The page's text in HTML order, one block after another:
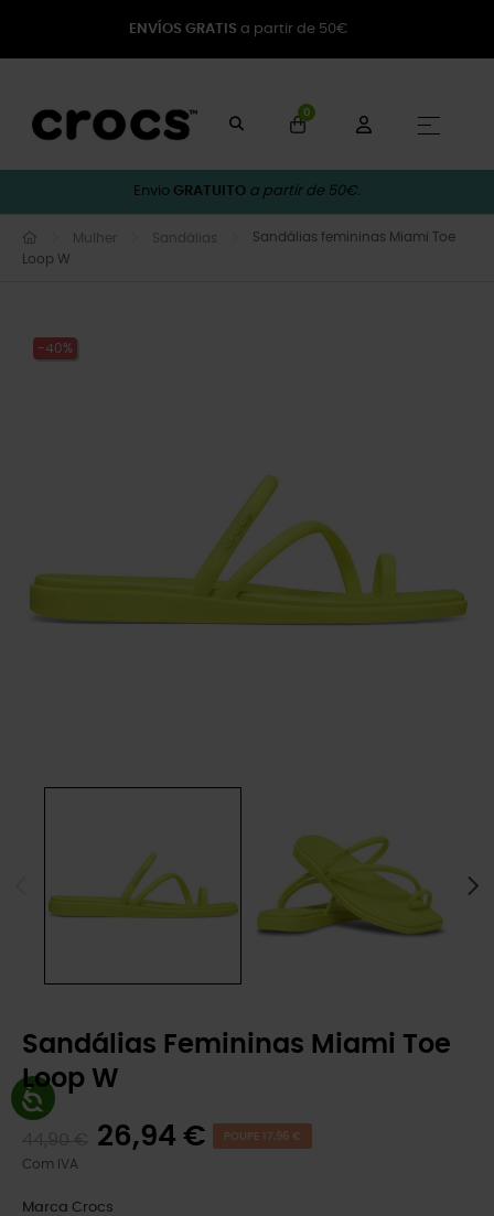
ENVÍOS GRATIS a partir de 50€
0
☰
Envio GRATUITO a partir de 50€.
Mulher Sandálias
Sandálias femininas Miami Toe
Loop W
-40%
Sandálias Femininas Miami Toe
Loop W
26,94 € POUPE 17,96 €
Com IVA
Marca Crocs